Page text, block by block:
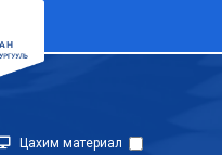
Цахим материал